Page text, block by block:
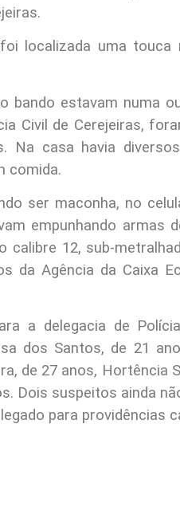
localizada uma touca
bando estavam numa
Civil de Cerejeiras,
Na casa havia
comida.
ser maconha, no
empunhando armas
calibre 12, sub-
da Agência da Caixa
a delegacia de
dos Santos, de 21
de 27 anos, Hortência
Dois suspeitos ainda
para providências